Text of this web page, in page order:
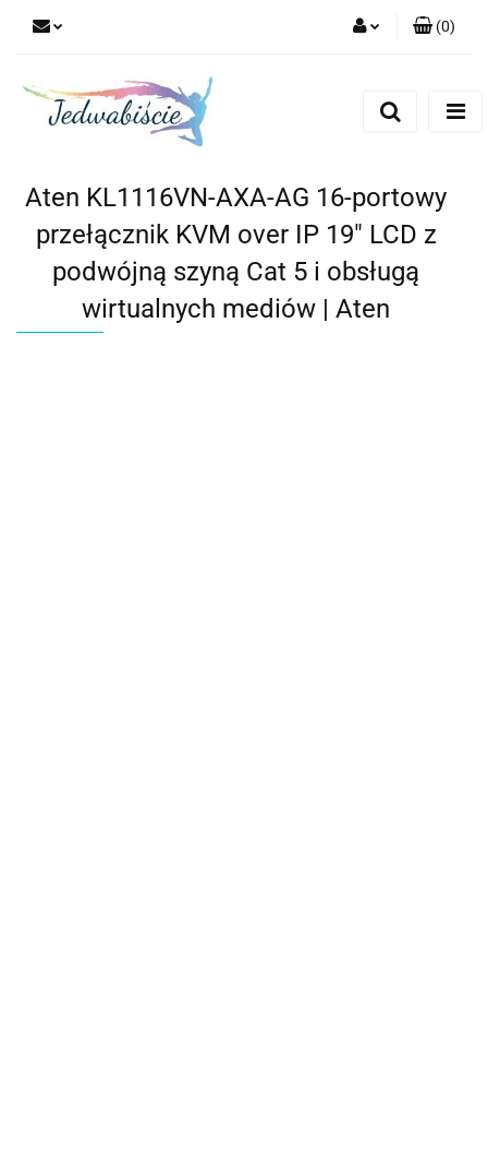
(0)
Aten KL1116VN-AXA-AG 16-portowy
przełącznik KVM over IP 19" LCD z
podwójną szyną Cat 5 i obsługą
wirtualnych mediów | Aten